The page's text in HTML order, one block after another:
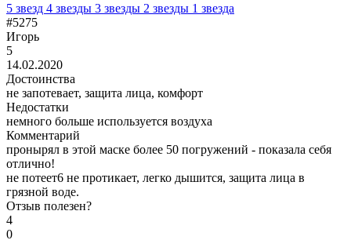
5 звезд 4 звезды 3 звезды 2 звезды 1 звезда
#5275
Игорь
5
14.02.2020
Достоинства
не запотевает, защита лица, комфорт
Недостатки
немного больше используется воздуха
Комментарий
пронырял в этой маске более 50 погружений - показала себя
отлично!
не потеет6 не протикает, легко дышится, защита лица в
грязной воде.
Отзыв полезен?
4
0